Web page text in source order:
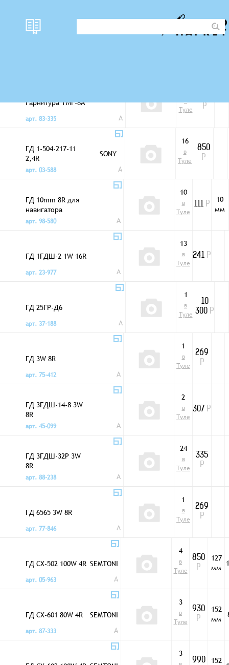
Гарнитура ТМГ-8А
арт. 83-335
A
в
Туле
Р
ГД 1-504-217-11
2,4R
SONY
арт. 03-588
A
16
в
Туле
850
Р
ГД 10mm 8R для
навигатора
арт. 98-580
A
10
в
Туле
111 Р
10
мм
ГД 1ГДШ-2 1W 16R
арт. 23-977
A
13
в
Туле
241 Р
ГД 25ГР-Д6
арт. 37-188
A
1
в
Туле
10
300 Р
ГД 3W 8R
арт. 75-412
A
1
в
Туле
269
Р
ГД 3ГДШ-14-8 3W
8R
арт. 45-099
A
2
в
Туле
307 Р
ГД 3ГДШ-32Р 3W
8R
арт. 88-238
A
24
в
Туле
335
Р
ГД 6565 3W 8R
арт. 77-846
A
1
в
Туле
269
Р
ГД CX-502 100W 4R SEMTONI
арт. 05-963
A
4
в
Туле
850
Р
127
мм
ГД CX-601 80W 4R
SEMTONI
арт. 87-333
A
3
в
Туле
930
Р
152
мм
3
990
152